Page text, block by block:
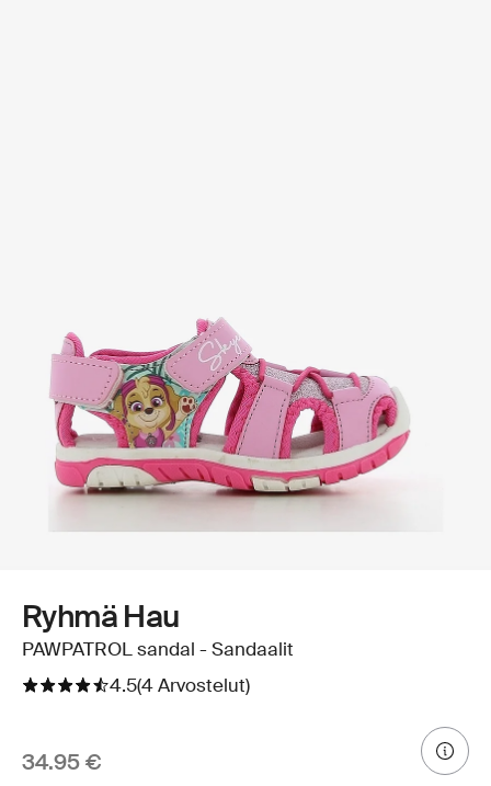
Ryhmä Hau
PAWPATROL sandal - Sandaalit
4.5(4 Arvostelut)
34.95 €